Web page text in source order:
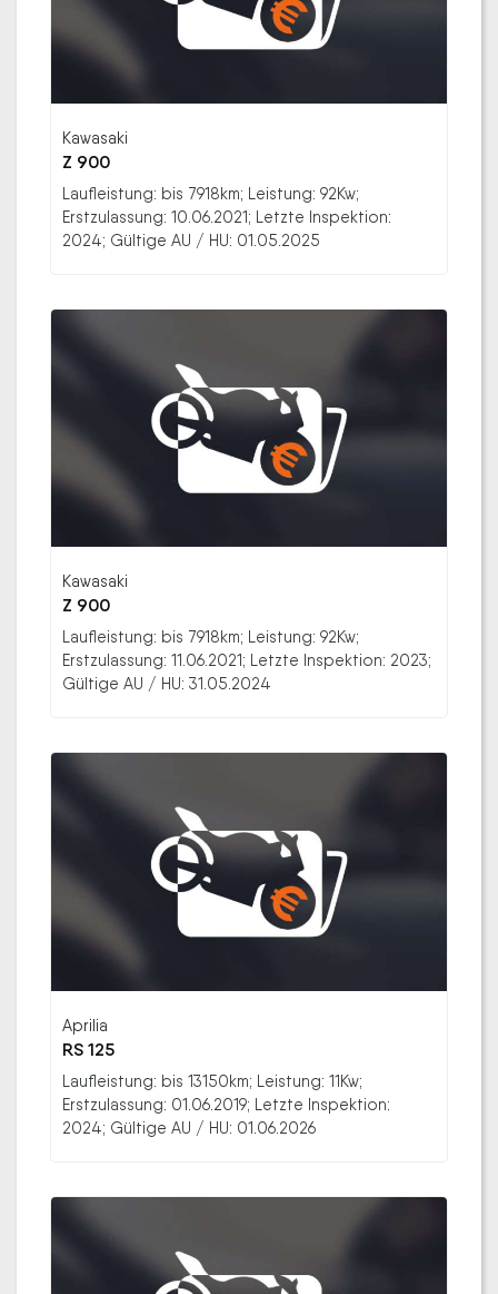
Kawasaki
Z 900
Laufleistung: bis 7918km; Leistung: 92Kw;
Erstzulassung: 10.06.2021; Letzte Inspektion:
2024; Gültige AU / HU: 01.05.2025
Kawasaki
Z 900
Laufleistung: bis 7918km; Leistung: 92Kw;
Erstzulassung: 11.06.2021; Letzte Inspektion: 2023;
Gültige AU / HU: 31.05.2024
Aprilia
RS 125
Laufleistung: bis 13150km; Leistung: 11Kw;
Erstzulassung: 01.06.2019; Letzte Inspektion:
2024; Gültige AU / HU: 01.06.2026